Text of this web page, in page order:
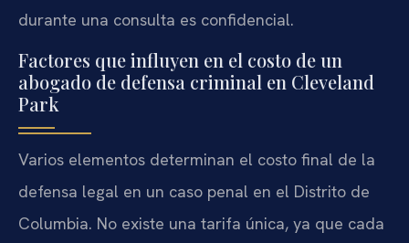
durante una consulta es confidencial.
Factores que influyen en el costo de un
abogado de defensa criminal en Cleveland
Park
Varios elementos determinan el costo final de la
defensa legal en un caso penal en el Distrito de
Columbia. No existe una tarifa única, ya que cada